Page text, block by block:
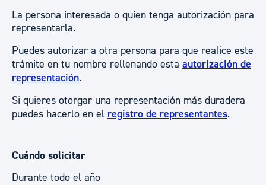
La persona interesada o quien tenga autorización para
representarla.
Puedes autorizar a otra persona para que realice este
trámite en tu nombre rellenando esta autorización de
representación.
Si quieres otorgar una representación más duradera
puedes hacerlo en el registro de representantes.
Cuándo solicitar
Durante todo el año